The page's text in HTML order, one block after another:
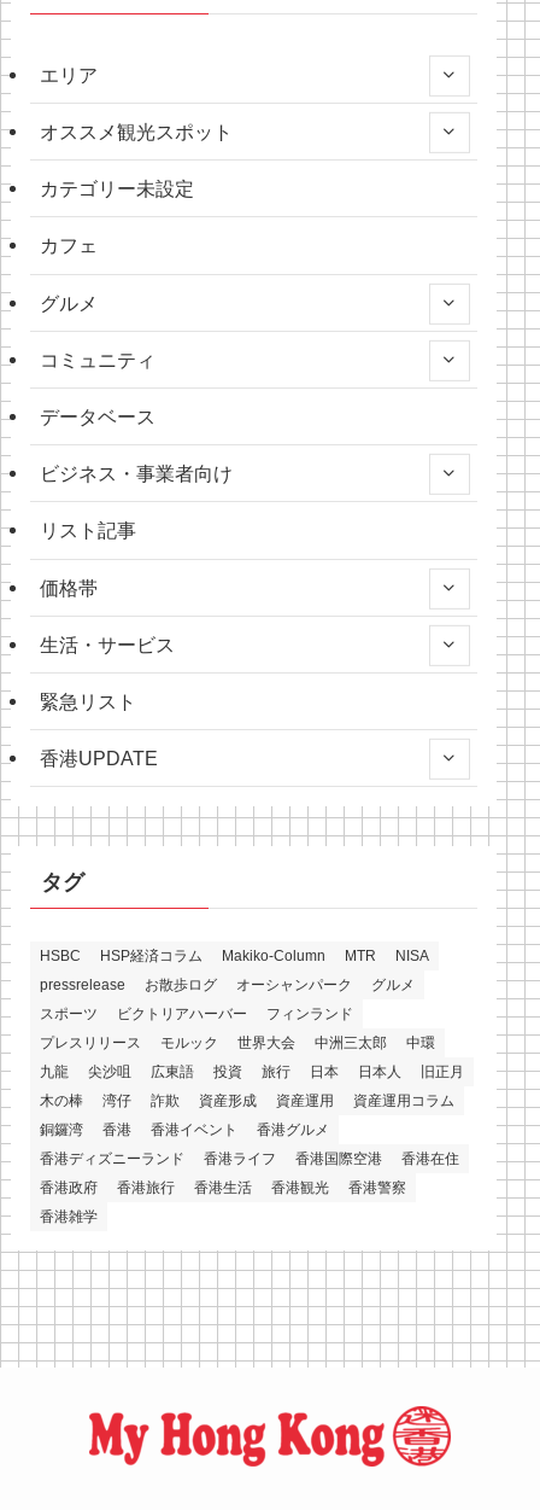
エリア
オススメ観光スポット
カテゴリー未設定
カフェ
グルメ
コミュニティ
データベース
ビジネス・事業者向け
リスト記事
価格帯
生活・サービス
緊急リスト
香港UPDATE
タグ
HSBC HSP経済コラム Makiko-Column MTR
NISA
pressrelease
お散歩ログ オーシャンパーク
グルメ
スポーツ
ビクトリアハーバー
フィンランド
プレスリリース
モルック 世界大会 中洲三太郎
中環
九龍
尖沙咀 広東語 投資 旅行 日本 日本人
旧正月
木の棒
湾仔 詐欺 資産形成 資産運用
資産運用コラム
銅鑼湾
香港 香港イベント
香港グルメ
香港ディズニーランド
香港ライフ 香港国際空港
香港在住
香港政府
香港旅行 香港生活 香港観光
香港警察
香港雑学